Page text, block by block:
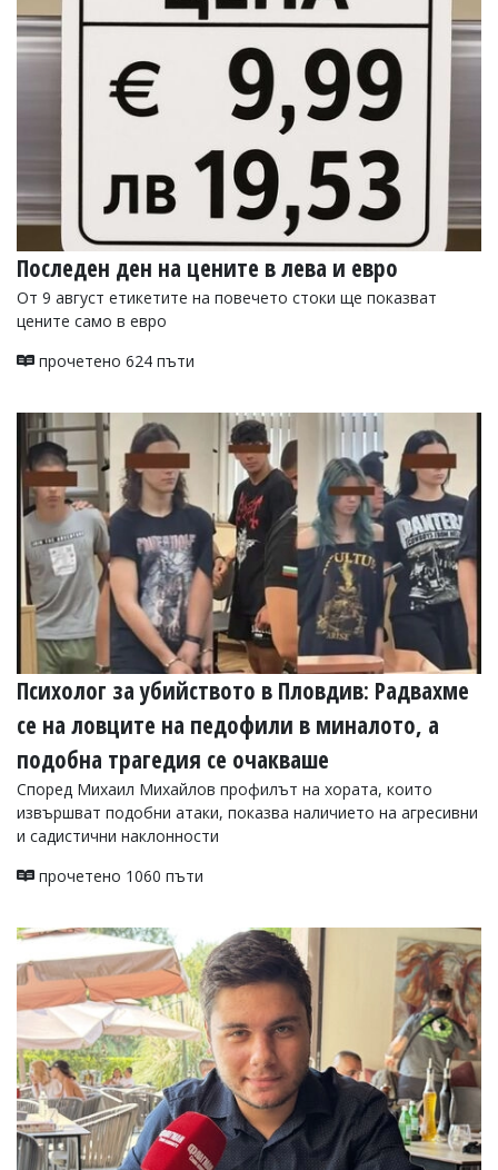
Последен ден на цените в лева и евро
От 9 август етикетите на повечето стоки ще показват
цените само в евро
прочетено 624 пъти
Психолог за убийството в Пловдив: Радвахме
се на ловците на педофили в миналото, а
подобна трагедия се очакваше
Според Михаил Михайлов профилът на хората, които
извършват подобни атаки, показва наличието на агресивни
и садистични наклонности
прочетено 1060 пъти